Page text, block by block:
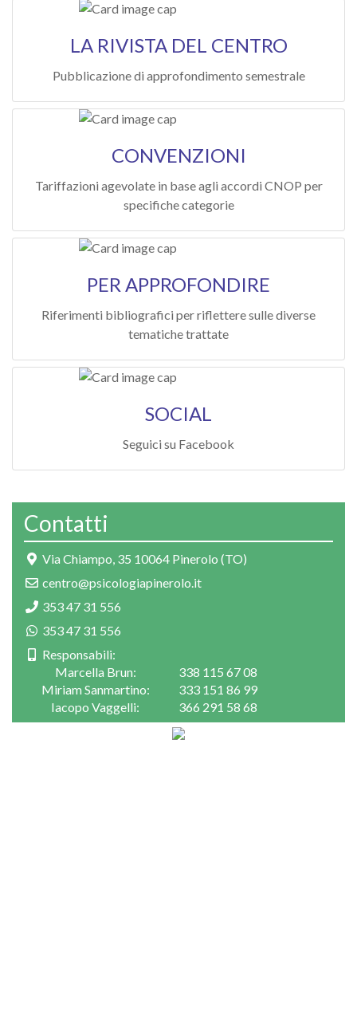
LA RIVISTA DEL CENTRO
Pubblicazione di approfondimento semestrale
CONVENZIONI
Tariffazioni agevolate in base agli accordi CNOP per
specifiche categorie
PER APPROFONDIRE
Riferimenti bibliografici per riflettere sulle diverse
tematiche trattate
SOCIAL
Seguici su Facebook
Contatti
Via Chiampo, 35 10064 Pinerolo (TO)
centro@psicologiapinerolo.it
353 47 31 556
353 47 31 556
Responsabili:
Marcella Brun:
338 115 67 08
Miriam Sanmartino:
333 151 86 99
Iacopo Vaggelli:
366 291 58 68